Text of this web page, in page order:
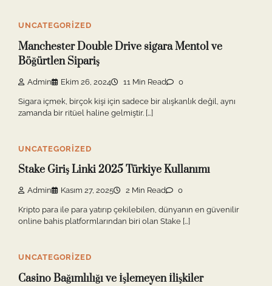
UNCATEGORIZED
Manchester Double Drive sigara Mentol ve
Böğürtlen Sipariş
Admin Ekim 26, 2024 11 Min Read 0
Sigara içmek, birçok kişi için sadece bir alışkanlık değil, aynı
zamanda bir ritüel haline gelmiştir. […]
UNCATEGORIZED
Stake Giriş Linki 2025 Türkiye Kullanımı
Admin Kasım 27, 2025 2 Min Read 0
Kripto para ile para yatırıp çekilebilen, dünyanın en güvenilir
online bahis platformlarından biri olan Stake […]
UNCATEGORIZED
Casino Bağımlılığı ve İşlemeyen İlişkiler